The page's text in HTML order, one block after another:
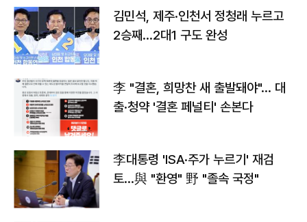
김민석, 제주·인천서 정청래 누르고
2승째…2대1 구도 완성
李 "결혼, 희망찬 새 출발돼야"… 대
출·청약 '결혼 페널티' 손본다
李대통령 'ISA·주가 누르기' 재검
토…與 "환영" 野 "졸속 국정"